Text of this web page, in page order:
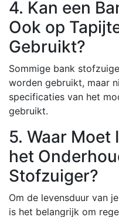
4. Kan een
Ook op
Gebruikt?
Sommige bank
worden gebruikt, maar
specificaties van het
gebruikt.
5. Waar Moet
het
Stofzuiger?
Om de levensduur van
is het belangrijk om